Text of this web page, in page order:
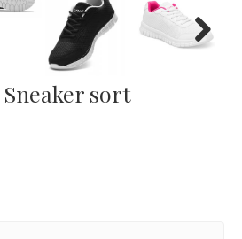
sort